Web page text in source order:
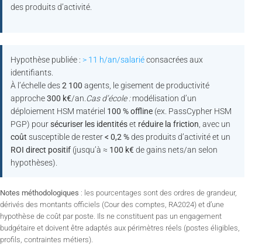
des produits d’activité.
Hypothèse publiée :> 11 h/an/salariéconsacrées aux
identifiants.
À l’échelle des2 100 agents, le gisement de productivité
approche300 k€/an. Cas d’école :modélisation d’un
déploiement HSM matériel 100 % offline (ex. PassCypher HSM
PGP) poursécuriser les identitéset réduire la friction , avec un
coût susceptible de rester< 0,2 %des produits d’activité et un
ROI direct positif (jusqu’à ≈ 100 k€de gains nets/an selon
hypothèses).
Notes méthodologiques : les pourcentages sont des ordres de grandeur,
dérivés des montants officiels (Cour des comptes, RA2024) et d’une
hypothèse de coût par poste. Ils ne constituent pas un engagement
budgétaire et doivent être adaptés aux périmètres réels (postes éligibles,
profils, contraintes métiers).